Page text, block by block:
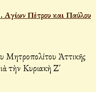
Πέτρου και Παύλου